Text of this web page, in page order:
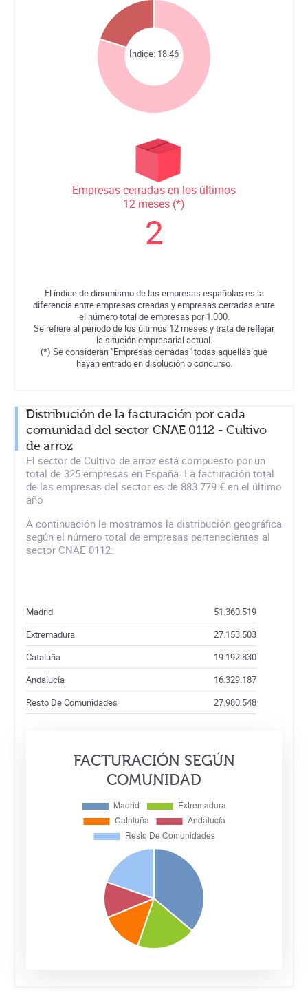
Índice: 18.46
Empresas cerradas en los últimos
12 meses (*)
2
El índice de dinamismo de las empresas españolas es la
diferencia entre empresas creadas y empresas cerradas entre
el número total de empresas por 1.000.
Se refiere al periodo de los últimos 12 meses y trata de reflejar
la situción empresarial actual.
(*) Se consideran "Empresas cerradas" todas aquellas que
hayan entrado en disolución o concurso.
Distribución de la facturación por cada
comunidad del sector CNAE 0112 - Cultivo
de arroz
El sector de Cultivo de arroz está compuesto por un
total de 325 empresas en España. La facturación total
de las empresas del sector es de 883.779 € en el último
año
A continuación le mostramos la distribución geográfica
según el número total de empresas pertenecientes al
sector CNAE 0112:
Madrid
51.360.519
Extremadura
27.153.503
Cataluña
19.192.830
Andalucía
16.329.187
Resto De Comunidades
27.980.548
FACTURACIÓN SEGÚN
COMUNIDAD